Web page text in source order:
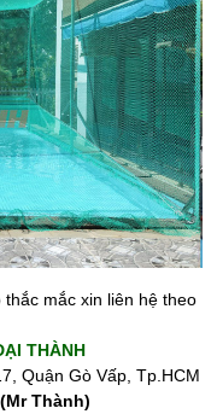
mắc xin liên hệ theo
THÀNH
Quận Gò Vấp, Tp.HCM
(Mr Thành)